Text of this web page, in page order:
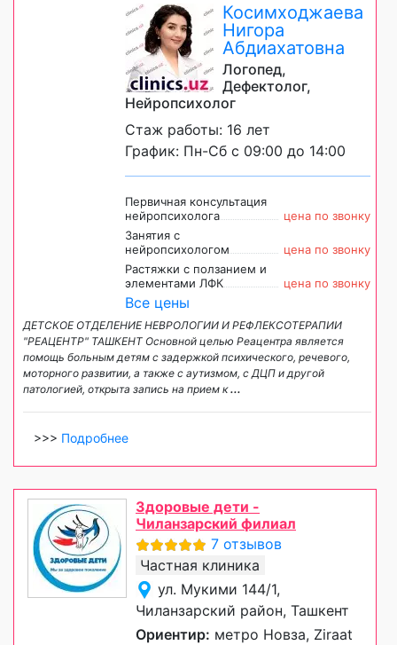
Косимходжаева
Нигора
Абдиахатовна
Логопед,
Дефектолог,
Нейропсихолог
Стаж работы: 16 лет
График: Пн-Сб с 09:00 до 14:00
Первичная консультация
нейропсихолога
цена по звонку
Занятия с
нейропсихологом
цена по звонку
Растяжки с ползанием и
элементами ЛФК
цена по звонку
Все цены
ДЕТСКОЕ ОТДЕЛЕНИЕ НЕВРОЛОГИИ И РЕФЛЕКСОТЕРАПИИ
"РЕАЦЕНТР" ТАШКЕНТ Основной целью Реацентра является
помощь больным детям с задержкой психического, речевого,
моторного развитии, а также с аутизмом, с ДЦП и другой
патологией, открыта запись на прием к...
>>> Подробнее
Здоровые дети -
Чиланзарский филиал
7 отзывов
Частная клиника
ул. Мукими 144/1,
Чиланзарский район, Ташкент
Ориентир: метро Новза, Ziraat